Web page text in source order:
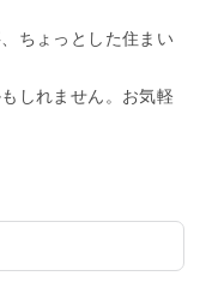
ちょっとした住まい
しれません。お気軽